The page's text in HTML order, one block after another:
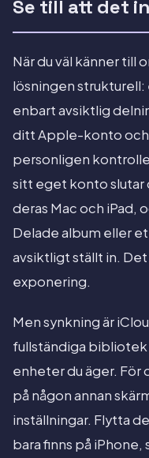
Se till att det
När du väl känner till
lösningen
enbart avsiktlig
ditt Apple-konto
personligen
sitt eget konto slutar
deras Mac och iPad,
Delade album eller
avsiktligt ställt in.
exponering.
Men synkning är
fullständiga bibliotek
enheter du äger. För
på någon annan
inställningar. Flytta
bara finns på